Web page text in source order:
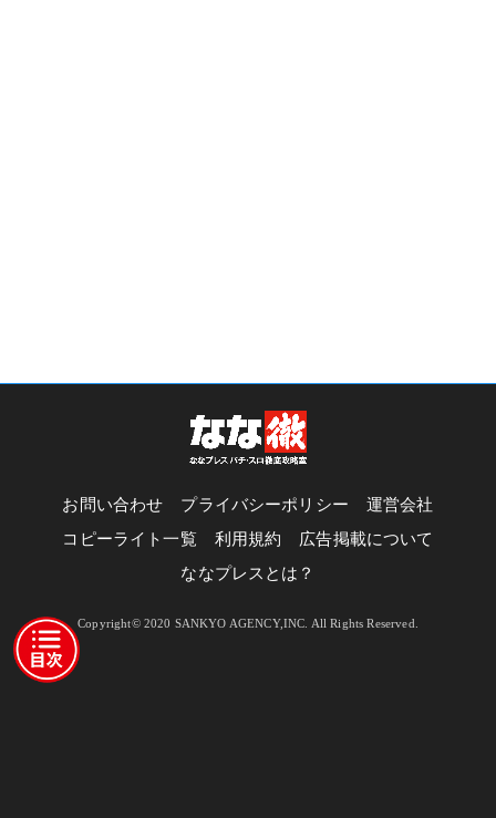
お問い合わせ プライバシーポリシー
運営会社
コピーライト一覧
利用規約
広告掲載について
ななプレスとは？
Copyright© 2020 SANKYO AGENCY,INC. All Rights Reserved.